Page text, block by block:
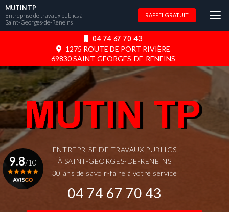
Aller
au
contenu
04 74 67 70 43
1275 ROUTE DE PORT RIVIÈRE
69830 SAINT-GEORGES-DE-RENEINS
MUTIN TP
Entreprise de travaux publics à
Saint-Georges-de-Reneins
RAPPEL GRATUIT
ENTREPRISE DE TRAVAUX PUBLICS
À SAINT-GEORGES-DE-RENEINS
30 ans de savoir-faire à votre service
04 74 67 70 43
9.8/10